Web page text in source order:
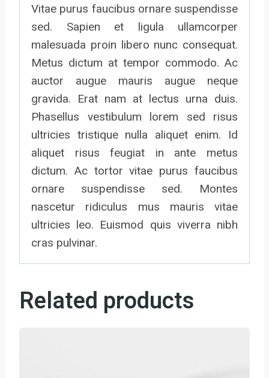
Vitae purus faucibus ornare suspendisse
sed. Sapien et ligula ullamcorper
malesuada proin libero nunc consequat.
Metus dictum at tempor commodo. Ac
auctor augue mauris augue neque
gravida. Erat nam at lectus urna duis.
Phasellus vestibulum lorem sed risus
ultricies tristique nulla aliquet enim. Id
aliquet risus feugiat in ante metus
dictum. Ac tortor vitae purus faucibus
ornare suspendisse sed. Montes
nascetur ridiculus mus mauris vitae
ultricies leo. Euismod quis viverra nibh
cras pulvinar.
Related products